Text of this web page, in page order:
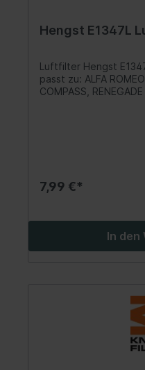
Hengst E1347L
Luftfilter Hengst E1347L Luftfilter
passt zu: ALFA
7,99 €*
In den